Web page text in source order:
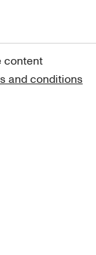
content
and conditions